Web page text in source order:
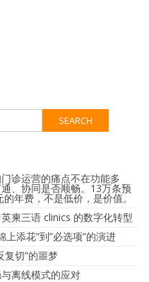
诊运营的痛点不在功能多
、协同是否顺畅。13万条预
年费，不是低价，是价值。
柬三语 clinics 的数字化转型
添花”到”必选项”的演进
复切”的噩梦
离线模式的应对